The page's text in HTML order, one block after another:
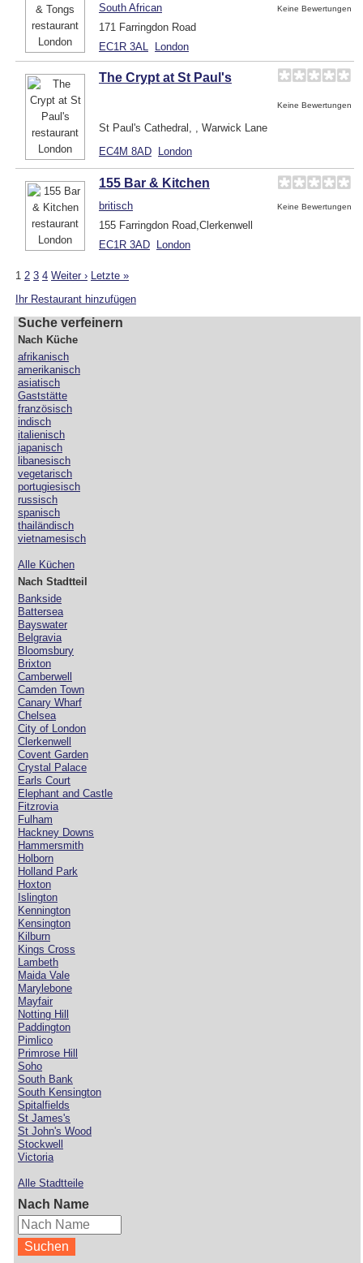
South African Keine Bewertungen
171 Farringdon Road
EC1R 3AL
London
The Crypt at St Paul's
Keine Bewertungen
St Paul's Cathedral, , Warwick Lane
EC4M 8AD London
155 Bar & Kitchen
britisch Keine Bewertungen
155 Farringdon Road,Clerkenwell
EC1R 3AD London
1 2 3 4 Weiter › Letzte »
Ihr Restaurant hinzufügen
Suche verfeinern
Nach Küche
afrikanisch
amerikanisch
asiatisch
Gaststätte
französisch
indisch
italienisch
japanisch
libanesisch
vegetarisch
portugiesisch
russisch
spanisch
thailändisch
vietnamesisch
Alle Küchen
Nach Stadtteil
Bankside
Battersea
Bayswater
Belgravia
Bloomsbury
Brixton
Camberwell
Camden Town
Canary Wharf
Chelsea
City of London
Clerkenwell
Covent Garden
Crystal Palace
Earls Court
Elephant and Castle
Fitzrovia
Fulham
Hackney Downs
Hammersmith
Holborn
Holland Park
Hoxton
Islington
Kennington
Kensington
Kilburn
Kings Cross
Lambeth
Maida Vale
Marylebone
Mayfair
Notting Hill
Paddington
Pimlico
Primrose Hill
Soho
South Bank
South Kensington
Spitalfields
St James's
St John's Wood
Stockwell
Victoria
Alle Stadtteile
Nach Name